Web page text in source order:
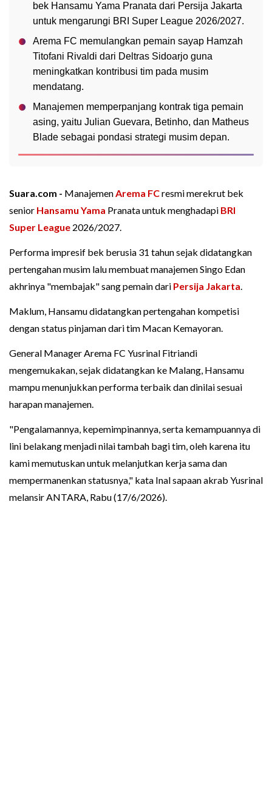
bek Hansamu Yama Pranata dari Persija Jakarta
untuk mengarungi BRI Super League 2026/2027.
Arema FC memulangkan pemain sayap Hamzah
Titofani Rivaldi dari Deltras Sidoarjo guna
meningkatkan kontribusi tim pada musim
mendatang.
Manajemen memperpanjang kontrak tiga pemain
asing, yaitu Julian Guevara, Betinho, dan Matheus
Blade sebagai pondasi strategi musim depan.
Suara.com - ManajemenArema FCresmi merekrut bek
senior Hansamu Yama Pranata untuk menghadapi BRI
Super League 2026/2027.
Performa impresif bek berusia 31 tahun sejak didatangkan
pertengahan musim lalu membuat manajemen Singo Edan
akhrinya "membajak" sang pemain dari Persija Jakarta.
Maklum, Hansamu didatangkan pertengahan kompetisi
dengan status pinjaman dari tim Macan Kemayoran.
General Manager Arema FC Yusrinal Fitriandi
mengemukakan, sejak didatangkan ke Malang, Hansamu
mampu menunjukkan performa terbaik dan dinilai sesuai
harapan manajemen.
"Pengalamannya, kepemimpinannya, serta kemampuannya di
lini belakang menjadi nilai tambah bagi tim, oleh karena itu
kami memutuskan untuk melanjutkan kerja sama dan
mempermanenkan statusnya," kata Inal sapaan akrab Yusrinal
melansir ANTARA, Rabu (17/6/2026).